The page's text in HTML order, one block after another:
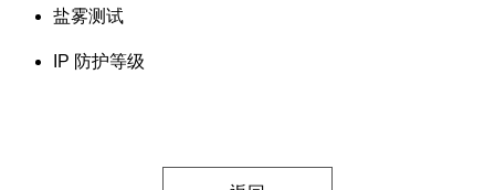
盐雾测试
IP 防护等级